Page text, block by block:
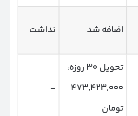
اضافه شد نداشت
تحویل ۳۰ روزه،
۴۷۳,۴۲۳,۰۰۰
تومان
–